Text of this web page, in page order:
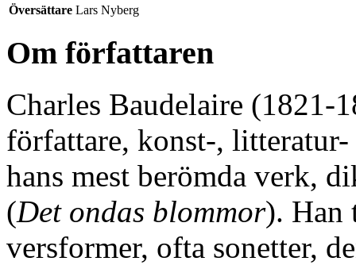
Översättare Lars Nyberg
Om författaren
Charles Baudelaire (1821-
författare, konst-,
hans mest berömda verk,
(Det ondas blommor). Han
versformer, ofta sonetter,